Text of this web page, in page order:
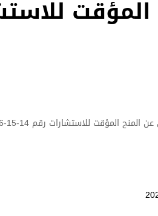
المؤقت للاستشارات رقم 14-15-16-17/ 2025